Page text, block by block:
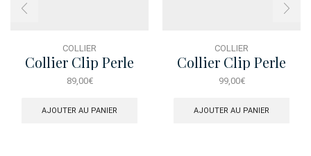
COLLIER
Collier Clip Perle
Brosse
89,00€
AJOUTER AU PANIER
COLLIER
Collier Clip Perle
Brosse Dore
99,00€
AJOUTER AU PANIER